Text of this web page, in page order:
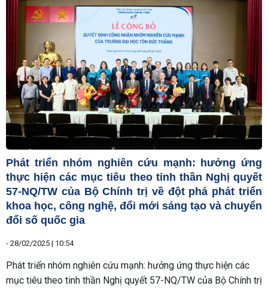
Phát triển nhóm nghiên cứu mạnh: hưởng ứng
thực hiện các mục tiêu theo tinh thần Nghị quyết
57-NQ/TW của Bộ Chính trị về đột phá phát triển
khoa học, công nghệ, đổi mới sáng tạo và chuyển
đổi số quốc gia
- 28/02/2025 | 10:54
Phát triển nhóm nghiên cứu mạnh: hưởng ứng thực hiện các
mục tiêu theo tinh thần Nghị quyết 57-NQ/TW của Bộ Chính trị